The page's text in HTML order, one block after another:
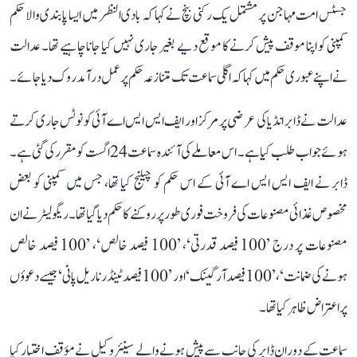
جسٹس امت مہاجن پر مشتمل یک رکنی بنچ نے کہا کہ بادی النظر میں ایسا پابندی والا حکم
کمپنی کو اپنا موقف پیش کرنے کا موقع دیے بغیر جاری نہیں کیا جانا چاہیے تھا۔ عدالت
نے اپنے عبوری حکم میں کہا کہ اگلی سماعت تک متنازعہ حکم پر عمل درآمد روک دیا جائے۔
عدالت نے ڈابر انڈیا کی عرضی پر مرکز اور ایف ایس ایس اے آئی کو نوٹس جاری کرتے
ہوئے جواب طلب کیا ہے۔ اس معاملے کی آئندہ سماعت 24 اگست کو مقرر کی گئی ہے۔
ڈابر نے ایف ایس ایس اے آئی کے اس حکم کو چیلنج کیا تھا، جس میں کمپنی کو بعض
مخصوص غذائی مصنوعات کی فروخت فوری طور پر روکنے کا حکم دیا گیا تھا۔ ریگولیٹر نے ان
مصنوعات پر درج ’100 فیصد قدرتی‘، ’100 فیصد خالص‘، ’100 فیصد خالص
ہونے کی ضمانت‘، ’100 فیصد آرگینک‘ اور ’100 فیصد ٹینڈر ناریل پانی‘ جیسے دعوؤں
پر اعتراض ظاہر کیا تھا۔
سماعت کے دوران ڈابر کی جانب سے پیش ہونے والے سینئر وکیل نے مؤقف اختیار کیا